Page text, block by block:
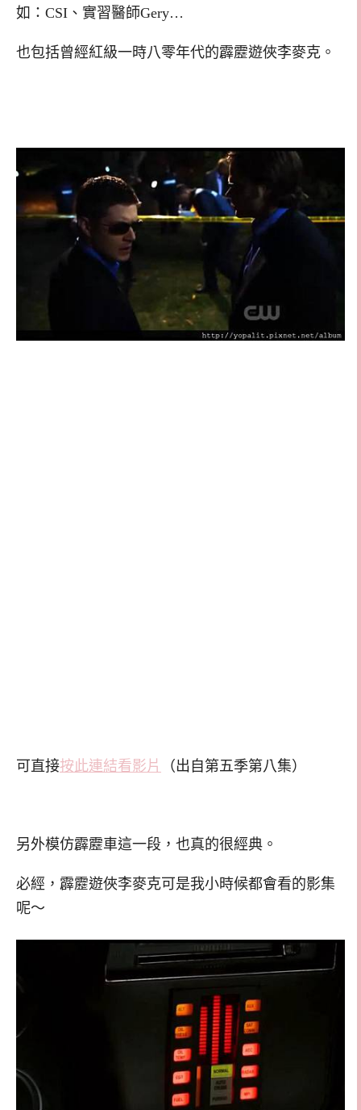
如：CSI、實習醫師Gery…
也包括曾經紅級一時八零年代的霹靂遊俠李麥克。
可直接按此連結看影片 （出自第五季第八集）
另外模仿霹靂車這一段，也真的很經典。
必經，霹靂遊俠李麥克可是我小時候都會看的影集
呢～